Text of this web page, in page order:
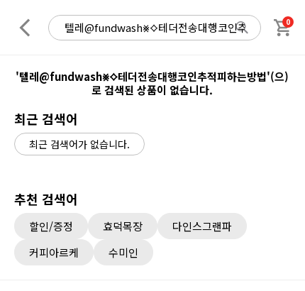
0
'텔레@fundwash⨳⟡테더전송대행코인추적피하는방법'(으)
로 검색된 상품이 없습니다.
최근 검색어
최근 검색어가 없습니다.
추천 검색어
할인/증정 효덕목장
다인스그랜파
커피아르케
수미인